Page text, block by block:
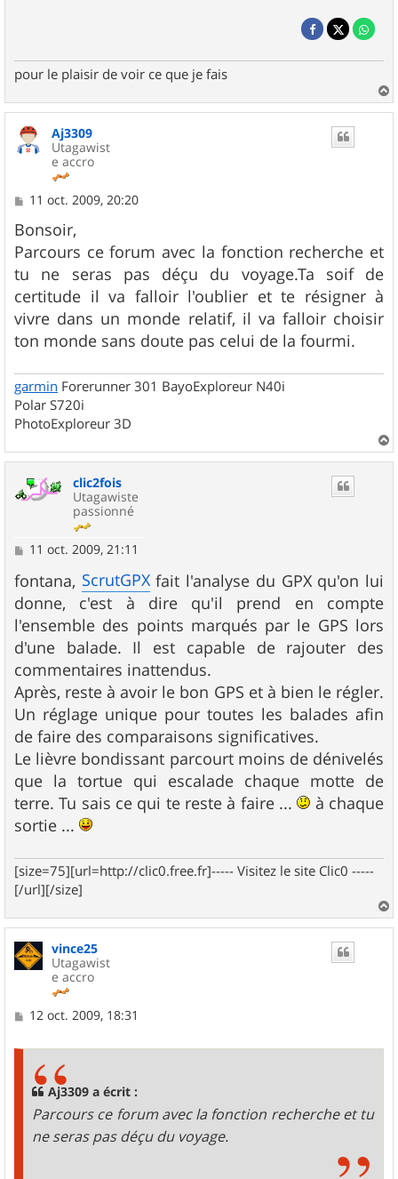
pour le plaisir de voir ce que je fais
a
u
Aj3309
Utagawist
e accro
M
s
s
a
g
e
11 oct. 2009, 20:20
Bonsoir,
Parcours ce forum avec la fonction recherche et
tu ne seras pas déçu du voyage.Ta soif de
certitude il va falloir l'oublier et te résigner à
vivre dans un monde relatif, il va falloir choisir
ton monde sans doute pas celui de la fourmi.
garmin Forerunner 301 BayoExploreur N40i
Polar S720i
PhotoExploreur 3D
a
clic2fois
Utagawiste
passionné
M
s
s
a
g
e
11 oct. 2009, 21:11
fontana, ScrutGPXfait l'analyse du GPX qu'on lui
donne, c'est à dire qu'il prend en compte
l'ensemble des points marqués par le GPS lors
d'une balade. Il est capable de rajouter des
commentaires inattendus.
Après, reste à avoir le bon GPS et à bien le régler.
Un réglage unique pour toutes les balades afin
de faire des comparaisons significatives.
Le lièvre bondissant parcourt moins de dénivelés
que la tortue qui escalade chaque motte de
terre. Tu sais ce qui te reste à faire ...
à chaque
sortie ...
[size=75][url=http://clic0.free.fr]----- Visitez le site Clic0 -----
[/url][/size]
a
vince25
Utagawist
e accro
M12 oct. 2009, 18:31
Aj3309 a écrit :
Parcours ce forum avec la fonction recherche et tu
ne seras pas déçu du voyage.